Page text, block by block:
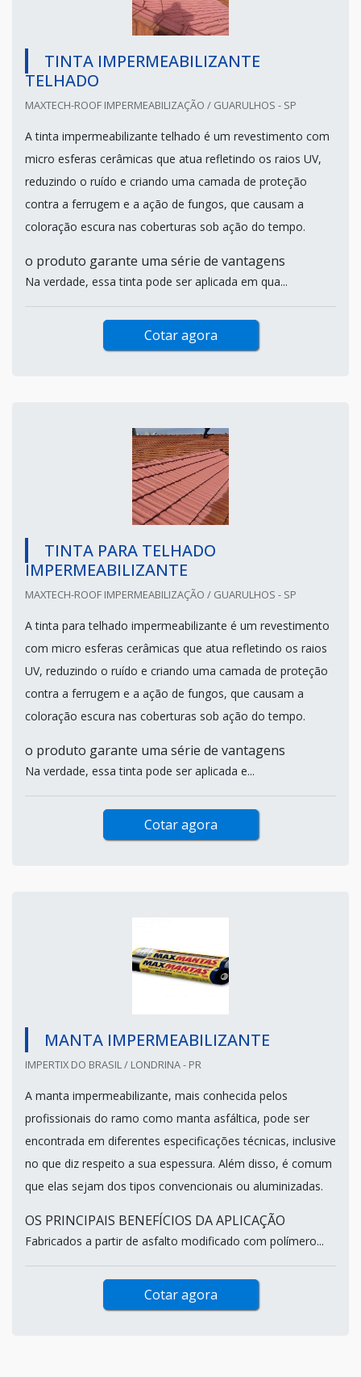
TINTA IMPERMEABILIZANTE
TELHADO
MAXTECH-ROOF IMPERMEABILIZAÇÃO / GUARULHOS - SP
A tinta impermeabilizante telhado é um revestimento com
micro esferas cerâmicas que atua refletindo os raios UV,
reduzindo o ruído e criando uma camada de proteção
contra a ferrugem e a ação de fungos, que causam a
coloração escura nas coberturas sob ação do tempo.
o produto garante uma série de vantagens
Na verdade, essa tinta pode ser aplicada em qua...
Cotar agora
TINTA PARA TELHADO
IMPERMEABILIZANTE
MAXTECH-ROOF IMPERMEABILIZAÇÃO / GUARULHOS - SP
A tinta para telhado impermeabilizante é um revestimento
com micro esferas cerâmicas que atua refletindo os raios
UV, reduzindo o ruído e criando uma camada de proteção
contra a ferrugem e a ação de fungos, que causam a
coloração escura nas coberturas sob ação do tempo.
o produto garante uma série de vantagens
Na verdade, essa tinta pode ser aplicada e...
Cotar agora
MANTA IMPERMEABILIZANTE
IMPERTIX DO BRASIL / LONDRINA - PR
A manta impermeabilizante, mais conhecida pelos
profissionais do ramo como manta asfáltica, pode ser
encontrada em diferentes especificações técnicas, inclusive
no que diz respeito a sua espessura. Além disso, é comum
que elas sejam dos tipos convencionais ou aluminizadas.
OS PRINCIPAIS BENEFÍCIOS DA APLICAÇÃO
Fabricados a partir de asfalto modificado com polímero...
Cotar agora